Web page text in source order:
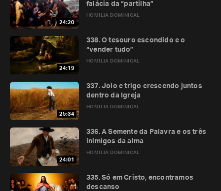
24:20
HOMILIA DOMINICAL
falácia da “partilha”
24:19
HOMILIA DOMINICAL
338. O tesouro escondido e o
“vender tudo”
25:34
HOMILIA DOMINICAL
337. Joio e trigo crescendo juntos
dentro da Igreja
24:01
HOMILIA DOMINICAL
336. A Semente da Palavra e os três
inimigos da alma
335. Só em Cristo, encontramos
descanso